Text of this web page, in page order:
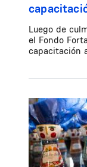
Luego de
el Fondo
capacitación